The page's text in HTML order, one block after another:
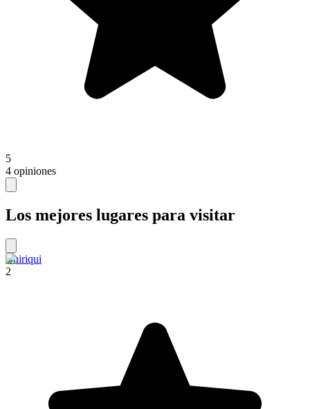
5
4 opiniones
Los mejores lugares para visitar
Chiriqui
2